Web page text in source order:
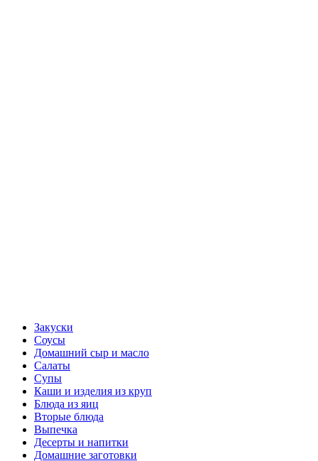
Закуски
Соусы
Домашний сыр и масло
Салаты
Супы
Каши и изделия из круп
Блюда из яиц
Вторые блюда
Выпечка
Десерты и напитки
Домашние заготовки